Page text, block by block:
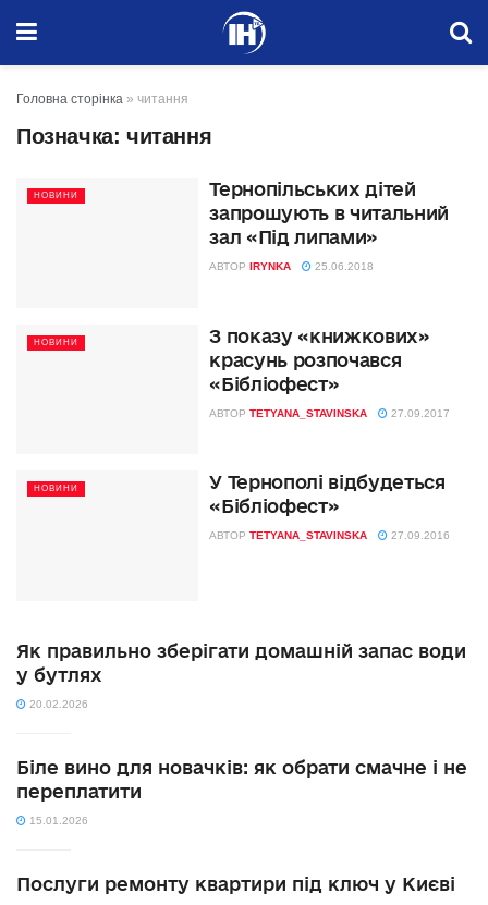
Головна сторінка » читання
Позначка: читання
НОВИНИ
Тернопільських дітей
запрошують в читальний
зал «Під липами»
АВТОР IRYNKA 25.06.2018
НОВИНИ
З показу «книжкових»
красунь розпочався
«Бібліофест»
АВТОР TETYANA_STAVINSKA 27.09.2017
НОВИНИ
У Тернополі відбудеться
«Бібліофест»
АВТОР TETYANA_STAVINSKA 27.09.2016
Як правильно зберігати домашній запас води
у бутлях
20.02.2026
Біле вино для новачків: як обрати смачне і не
переплатити
15.01.2026
Послуги ремонту квартири під ключ у Києві